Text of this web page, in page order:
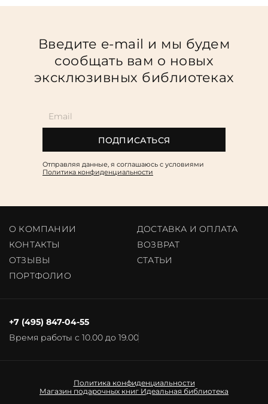
Введите e-mail и мы будем
сообщать вам о новых
эксклюзивных библиотеках
ПОДПИСАТЬСЯ
Отправляя данные, я соглашаюсь c условиями
Политика конфиденциальности
О КОМПАНИИ
ДОСТАВКА И ОПЛАТА
КОНТАКТЫ
ВОЗВРАТ
ОТЗЫВЫ
CТАТЬИ
ПОРТФОЛИО
Время работы с 10.00 до 19.00
+7 (495) 847-04-55
Политика конфиденциальности
Магазин подарочных книг Идеальная библиотека